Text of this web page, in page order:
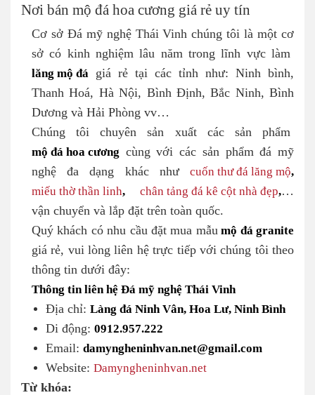
Nơi bán mộ đá hoa cương giá rẻ uy tín
Cơ sở Đá mỹ nghệ Thái Vinh chúng tôi là một cơ
sở có kinh nghiệm lâu năm trong lĩnh vực làm
lăng mộ đá giá rẻ tại các tỉnh như: Ninh bình,
Thanh Hoá, Hà Nội, Bình Định, Bắc Ninh, Bình
Dương và Hải Phòng vv…
Chúng tôi chuyên sản xuất các sản phẩm
mộ đá hoa cương cùng với các sản phẩm đá mỹ
nghệ đa dạng khác như cuốn thư đá lăng mộ,
miếu thờ thần linh, chân tảng đá kê cột nhà đẹp,…
vận chuyển và lắp đặt trên toàn quốc.
Quý khách có nhu cầu đặt mua mẫu mộ đá granite
giá rẻ, vui lòng liên hệ trực tiếp với chúng tôi theo
thông tin dưới đây:
Thông tin liên hệ Đá mỹ nghệ Thái Vinh
Địa chỉ: Làng đá Ninh Vân, Hoa Lư, Ninh Bình
Di động: 0912.957.222
Email: damyngheninhvan.net@gmail.com
Website: Damyngheninhvan.net
Từ khóa: